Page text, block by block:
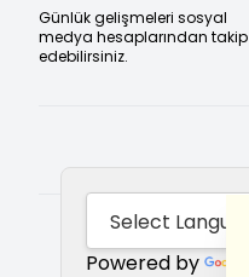
Günlük gelişmeleri sosyal
medya hesaplarından takip
edebilirsiniz.
Powered by